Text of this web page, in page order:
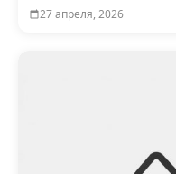
27 апреля, 2026